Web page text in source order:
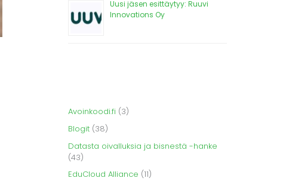
Uusi jäsen esittäytyy: Ruuvi
Innovations Oy
Avoinkoodi.fi (3)
Blogit (38)
Datasta oivalluksia ja bisnestä -hanke
(43)
EduCloud Alliance (11)